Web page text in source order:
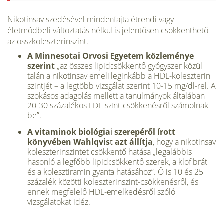
Nikotinsav szedésével mindenfajta étrendi vagy
életmódbeli változtatás nélkül is jelentősen csökkenthető
az összkoleszterinszint.
A Minnesotai Orvosi Egyetem közleménye
szerint „az összes lipidcsökkentő gyógyszer közül
talán a nikotinsav emeli leginkább a HDL-koleszterin
szintjét – a legtöbb vizsgálat szerint 10-15 mg/dl-rel. A
szokásos adagolás mellett a tanulmányok általában
20-30 százalékos LDL-szint-csökkenésről számolnak
be”.
A vitaminok biológiai szerepéről írott
könyvében Wahlqvist azt állítja, hogy a nikotinsav
koleszterinszintet csökkentő hatása „legalábbis
hasonló a legfőbb lipidcsökkentő szerek, a klofibrát
és a kolesztiramin gyanta hatásához”. Ő is 10 és 25
százalék közötti koleszterinszint-csökkenésről, és
ennek megfelelő HDL-emelkedésről szóló
vizsgálatokat idéz.